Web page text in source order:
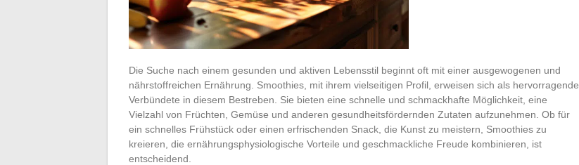
Die Suche nach einem gesunden und aktiven Lebensstil beginnt oft mit einer ausgewogenen und
nährstoffreichen Ernährung. Smoothies, mit ihrem vielseitigen Profil, erweisen sich als hervorragende
Verbündete in diesem Bestreben. Sie bieten eine schnelle und schmackhafte Möglichkeit, eine
Vielzahl von Früchten, Gemüse und anderen gesundheitsfördernden Zutaten aufzunehmen. Ob für
ein schnelles Frühstück oder einen erfrischenden Snack, die Kunst zu meistern, Smoothies zu
kreieren, die ernährungsphysiologische Vorteile und geschmackliche Freude kombinieren, ist
entscheidend.